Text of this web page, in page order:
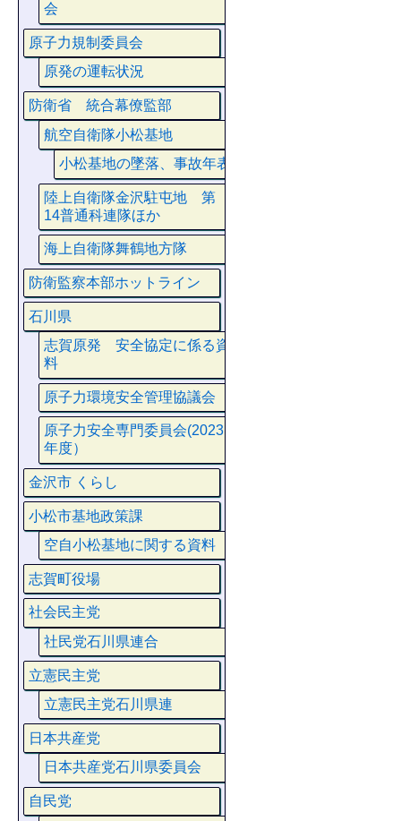
会
原子力規制委員会
原発の運転状況
防衛省 統合幕僚監部
航空自衛隊小松基地
小松基地の墜落、事故年表
陸上自衛隊金沢駐屯地 第
14普通科連隊ほか
海上自衛隊舞鶴地方隊
防衛監察本部ホットライン
石川県
志賀原発 安全協定に係る資
料
原子力環境安全管理協議会
原子力安全専門委員会(2023
年度）
金沢市 くらし
小松市基地政策課
空自小松基地に関する資料
志賀町役場
社会民主党
社民党石川県連合
立憲民主党
立憲民主党石川県連
日本共産党
日本共産党石川県委員会
自民党